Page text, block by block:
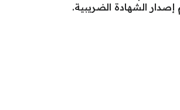
الشهادة الضريبية.